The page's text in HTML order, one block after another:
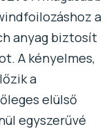
a
anyag biztosít
A kényelmes,
a
elülső
egyszerűvé